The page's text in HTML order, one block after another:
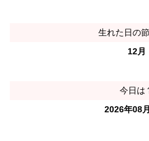
生れた日の
12月
今日は
2026年08